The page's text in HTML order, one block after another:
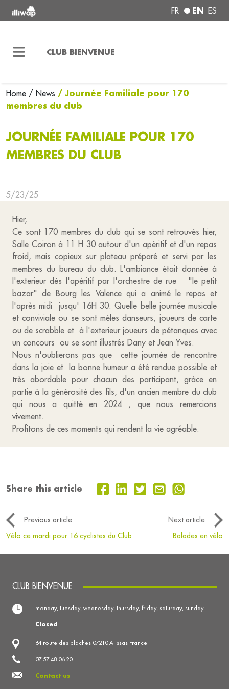
FR EN ES
CLUB BIENVENUE
Home / News / Journée Familiale pour 170
membres du club
JOURNÉE FAMILIALE POUR 170
MEMBRES DU CLUB
5/23/25
Hier,
Ce sont 170 membres du club qui se sont retrouvés hier,
Salle Coiron à 11 H 30 autour d'un apéritif et d'un repas
froid, mais copieux sur plateau préparé et servi par les
membres du bureau du club. L'ambiance était donnée à
l'exterieur dès l'apéritif par l'orchestre de rue "le petit
bazar" de Bourg les Valence qui a animé le repas et
l'après midi jusqu' 16H 30. Quelle belle journée musicale
et conviviale ou se sont méles danseurs, joueurs de carte
ou de scrabble et à l'exterieur joueurs de pétanques avec
un concours ou se sont illustrés Dany et Jean Yves.
Nous n'oublierons pas que cette journée de rencontre
dans la joie et la bonne humeur a été rendue possible et
très abordable pour chacun des participant, gràce en
partie à la générosité des fils, d'un ancien membre du club
qui nous a quitté en 2024 , que nous remercions
vivement.
Profitons de ces moments qui rendent la vie agréable.
Share this article
Previous article
Next article
Vélo ce mardi pour 16 cyclistes du Club
Balades en vélo
CLUB BIENVENUE
64 route des blaches 07210 Alissas France
07 57 48 06 20
Contact us
monday, tuesday, wednesday, thursday, friday, saturday, sunday
:
Closed